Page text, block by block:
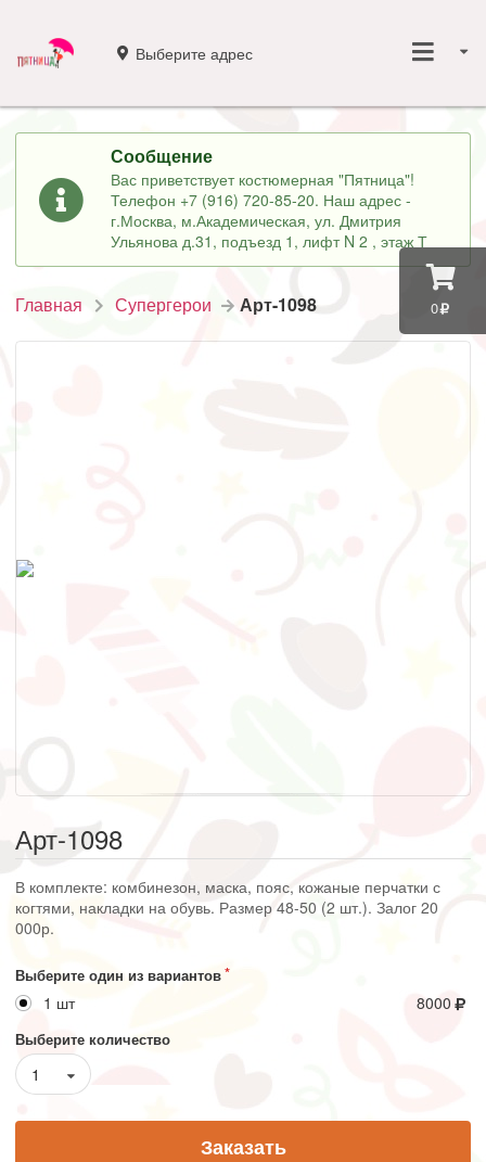
0
Выберите адрес
Сообщение
Вас приветствует костюмерная "Пятница"!
Телефон +7 (916) 720-85-20. Наш адрес -
г.Москва, м.Академическая, ул. Дмитрия
Ульянова д.31, подъезд 1, лифт N 2 , этаж Т
Главная Супергерои Арт-1098
Арт-1098
В комплекте: комбинезон, маска, пояс, кожаные перчатки с
когтями, накладки на обувь. Размер 48-50 (2 шт.). Залог 20
000р.
Выберите один из вариантов
1 шт 8000
Выберите количество
1
Заказать